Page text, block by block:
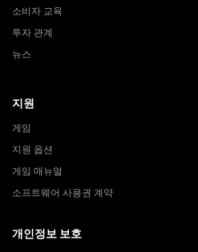
소비자 교육
투자 관계
뉴스
지원
게임
지원 옵션
게임 매뉴얼
소프트웨어 사용권 계약
개인정보 보호